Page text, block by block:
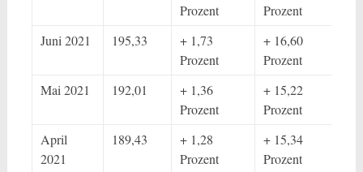
Prozent
Prozent
Juni 2021
195,33
+ 1,73
Prozent
+ 16,60
Prozent
Mai 2021
192,01
+ 1,36
Prozent
+ 15,22
Prozent
April
2021
189,43
+ 1,28
Prozent
+ 15,34
Prozent